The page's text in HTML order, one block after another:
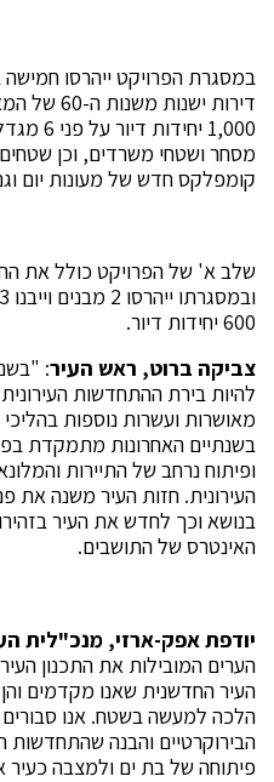
דירות
מסחר ושטחי משרדים, וכן
קומפלקס חדש של מעונות יום
שלב א' של הפרויקט כולל את
600 יחידות דיור.
צביקה ברוט, ראש העיר:
להיות בירת ההתחדשות
מאושרות ועשרות נוספות
בשנתיים האחרונות מתמקדת
ופיתוח נרחב של התיירות
העירונית. חזות העיר משנה את
בנושא וכך לחדש את העיר
האינטרס של התושבים.
יודפת אפק-ארזי, מנכ"לית
הערים המובילות את התכנון
העיר החדשנית שאנו מקדמים
הלכה למעשה בשטח. אנו
הבירוקרטיים והבנה
פיתוחה של בת ים ולמצבה כעיר